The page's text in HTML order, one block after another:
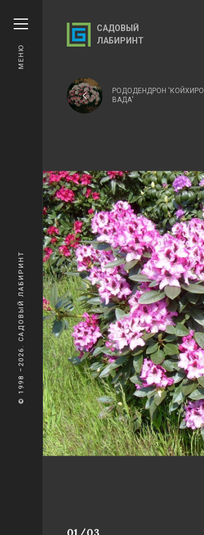
САДОВЫЙ
ЛАБИРИНТ
РОДОДЕНДРОН 'КОЙХИРО
ВАДА'
© 1998 –2026. САДОВЫЙ ЛАБИРИНТ
МЕНЮ